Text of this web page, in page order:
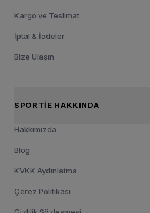
Kargo ve Teslimat
İptal & İadeler
Bize Ulaşın
SPORTIE HAKKINDA
Hakkımızda
Blog
KVKK Aydınlatma
Çerez Politikası